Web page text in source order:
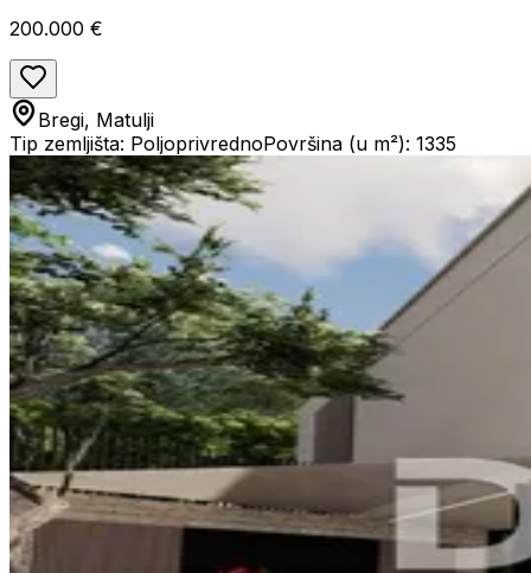
200.000 €
Bregi, Matulji
Tip zemljišta: PoljoprivrednoPovršina (u m²): 1335